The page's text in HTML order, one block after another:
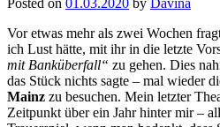
Posted on 01.03.2020 by Davina
Vor etwas mehr als zwei Wochen
ich Lust hätte, mit ihr in die letzte
mit Banküberfall“ zu gehen. Dies
das Stück nichts sagte – mal wieder
Mainz zu besuchen. Mein letzter
Zeitpunkt über ein Jahr hinter mir –